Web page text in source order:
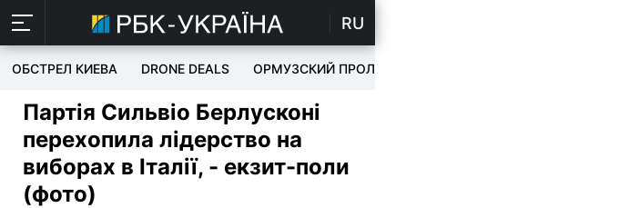
RU
ОБСТРЕЛ КИЕВА DRONE DEALS ОРМУЗСКИЙ ПРОЛИВ
Партія Сильвіо Берлусконі
перехопила лідерство на
виборах в Італії, - екзит-поли
(фото)